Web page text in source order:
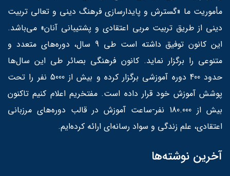
مأموریت ما «گسترش و پایدارسازی فرهنگ دینی و تعالی تربیت
دینی از طریق تربیت مربی اعتقادی و پشتیبانی آنان» می‌باشد.
این کانون توفیق داشته است طی 9 سال، دوره‌های متعدد و
متنوعی را برگزار نماید. کانون فرهنگی بصائر طی این سال‌ها
حدود 400 دوره آموزشی برگزار کرده و بیش از 5000 نفر را تحت
پوشش آموزش خود قرار داده است. مفتخریم اعلام کنیم تاکنون
بیش از 180.000 نفر-ساعت آموزش در قالب دوره‌های مرزبانی
اعتقادی، علم زندگی و سواد رسانه‌ای ارائه کرده‌ایم.
آخرین نوشته‌ها